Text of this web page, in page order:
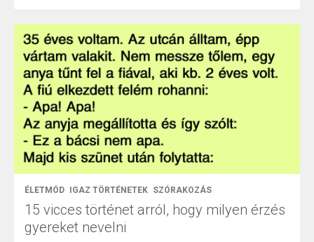
ÉLETMÓD IGAZ TÖRTÉNETEK SZÓRAKOZÁS
15 vicces történet arról, hogy milyen érzés
gyereket nevelni